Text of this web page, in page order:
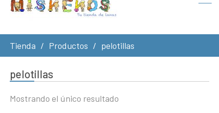
Tienda Productos pelotillas
pelotillas
Mostrando el único resultado